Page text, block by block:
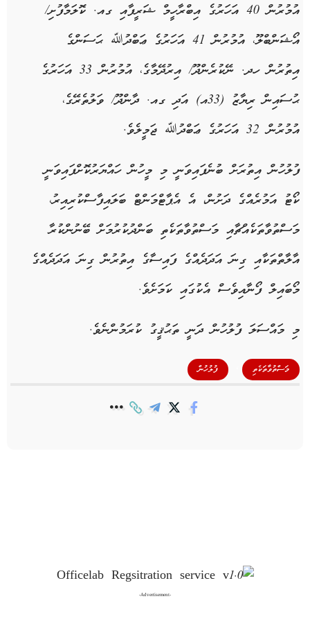
އުމުރުން 40 އަހަރުގެ އިބްރާހީމް ޝަރީފާއި ގއ. ކޮލަމާފުށި/
އޯޝަންބްލޫ، އުމުރުން 41 އަހަރުގެ ޢަބްދުﷲ ޙަސަންގެ
އިތުރުން ހދ. ނޭކުރެންދޫ/ އިރުދޭމާގެ، އުމުރުން 33 އަހަރުގެ
ޙުސައިން ރިޔާޒު (33އ) އަދި ގއ. ދާންދޫ/ ވަލުތެރޭގެ،
އުމުރުން 32 އަހަރުގެ ޢަބްދުﷲ ޖަމީލެވެ.
ފުލުހުން އިތުރަށް ބުނެފައިވަނީ މި މީހުން ހައްޔަރުކޮށްފައިވަނީ
ކޯޓު އަމުރެއްގެ ދަށުން، އެ އެޕާޓްމަންޓް ބަލައިފާސްކުރިއިރު،
މަސްތުވާތަކެއްޗާއި މަސްތުވާތަކެތި ބަންދުކުރުމަށް ބޭނުންކުރާ
އާލާތްތަކާއި ގިނަ އަދަދެއްގެ ފައިސާގެ އިތުރުން ގިނަ އަދަދެއްގެ
މޯބައިލް ފޯނާއިވެސް އެކުގައި ކަމަށެވެ.
މި މައްސަލަ ފުލުހުން ދަނީ ތަޙުޤީގު ކުރަމުންނެވެ.
މަސްތުވާތަކެތި ފުލުހުން
-Advertisement-